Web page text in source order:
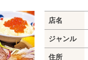
店名
ジャンル
住所